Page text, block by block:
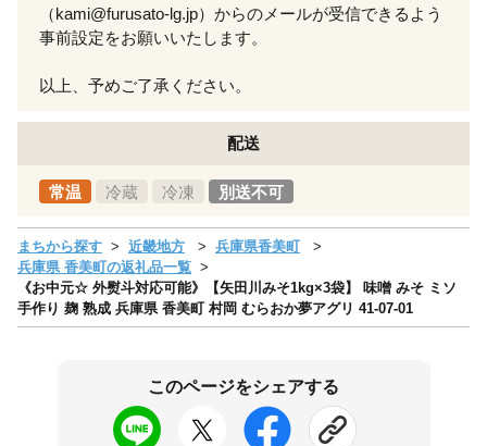
（kami@furusato-lg.jp）からのメールが受信できるよう
事前設定をお願いいたします。
以上、予めご了承ください。
配送
常温 冷蔵 冷凍 別送不可
まちから探す 近畿地方
兵庫県香美町
兵庫県 香美町の返礼品一覧
《お中元☆ 外熨斗対応可能》【矢田川みそ1kg×3袋】 味噌 みそ ミソ
手作り 麹 熟成 兵庫県 香美町 村岡 むらおか夢アグリ 41-07-01
このページをシェアする